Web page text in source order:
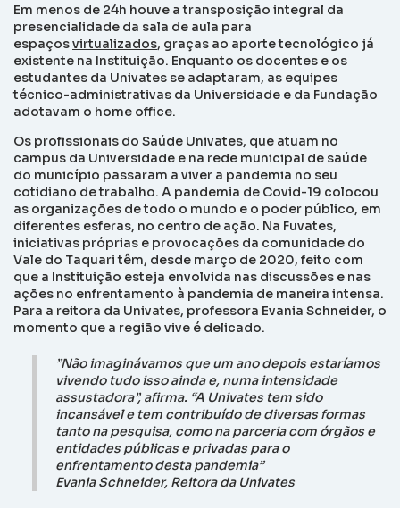
Em menos de 24h houve a transposição integral da
presencialidade da sala de aula para
espaçosvirtualizados, graças ao aporte tecnológico já
existente na Instituição. Enquanto os docentes e os
estudantes da Univates se adaptaram, as equipes
técnico-administrativas da Universidade e da Fundação
adotavam o home office.
Os profissionais do Saúde Univates, que atuam no
campus da Universidade e na rede municipal de saúde
do município passaram a viver a pandemia no seu
cotidiano de trabalho. A pandemia de Covid-19 colocou
as organizações de todo o mundo e o poder público, em
diferentes esferas, no centro de ação. Na Fuvates,
iniciativas próprias e provocações da comunidade do
Vale do Taquari têm, desde março de 2020, feito com
que a Instituição esteja envolvida nas discussões e nas
ações no enfrentamento à pandemia de maneira intensa.
Para a reitora da Univates, professora Evania Schneider, o
momento que a região vive é delicado.
”Não imaginávamos que um ano depois estaríamos
vivendo tudo isso ainda e, numa intensidade
assustadora”, afirma. “A Univates tem sido
incansável e tem contribuído de diversas formas
tanto na pesquisa, como na parceria com órgãos e
entidades públicas e privadas para o
enfrentamento desta pandemia”
Evania Schneider, Reitora da Univates